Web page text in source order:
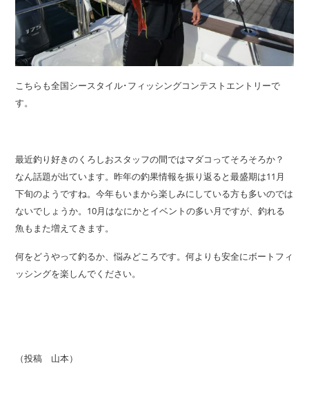
こちらも全国シースタイル･フィッシングコンテストエントリーで
す。
最近釣り好きのくろしおスタッフの間ではマダコってそろそろか？
なん話題が出ています。昨年の釣果情報を振り返ると最盛期は11月
下旬のようですね。今年もいまから楽しみにしている方も多いのでは
ないでしょうか。10月はなにかとイベントの多い月ですが、釣れる
魚もまた増えてきます。
何をどうやって釣るか、悩みどころです。何よりも安全にボートフィ
ッシングを楽しんでください。
（投稿 山本）